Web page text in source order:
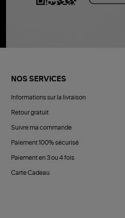
NOS SERVICES
Informations sur la livraison
Retour gratuit
Suivre ma commande
Paiement 100% sécurisé
Paiement en 3 ou 4 fois
Carte Cadeau